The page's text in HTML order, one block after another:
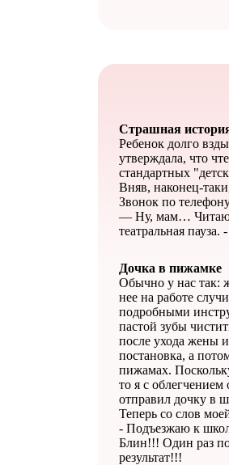
Страшная
Ребенок долго
утверждала, что
стандартных
Вняв, наконец-
Звонок по
— Ну, мам… Читаю…
театральная
Дочка в пижамке
Обычно у нас так:
нее на работе
подробными
пастой зубы
после ухода жены
постановка, а
пижамах.
то я с
отправил дочку в
Теперь со слов
- Подъезжаю к
Блин!!! Один раз
результат!!!